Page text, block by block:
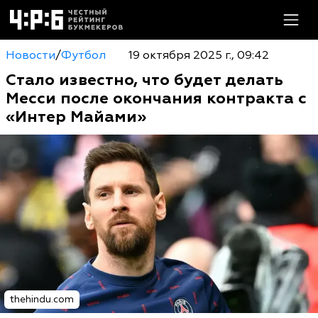
Новости/Футбол 19 октября 2025 г., 09:42
Стало известно, что будет делать
Месси после окончания контракта с
«Интер Майами»
thehindu.com